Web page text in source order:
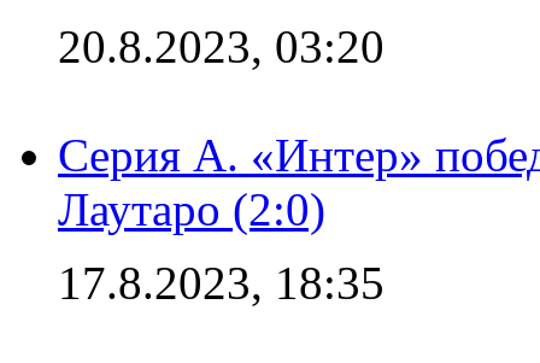
20.8.2023, 03:20
Серия А. «Интер»
Лаутаро (2:0)
17.8.2023, 18:35